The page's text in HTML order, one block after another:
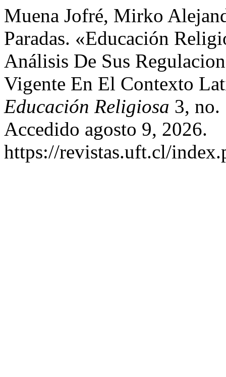
Muena Jofré, Mirko
Paradas. «Educación
Análisis De Sus
Vigente En El Contexto
Educación Religiosa 3, no.
Accedido agosto 9, 2026.
https://revistas.uft.cl/